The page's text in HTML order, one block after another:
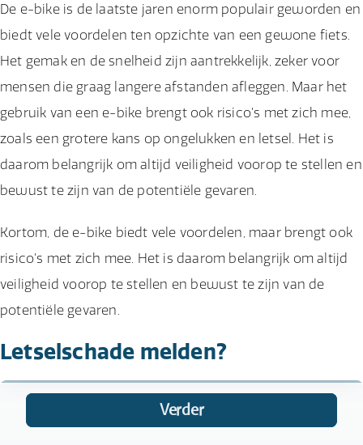
De e-bike is de laatste jaren enorm populair geworden en
biedt vele voordelen ten opzichte van een gewone fiets.
Het gemak en de snelheid zijn aantrekkelijk, zeker voor
mensen die graag langere afstanden afleggen. Maar het
gebruik van een e-bike brengt ook risico's met zich mee,
zoals een grotere kans op ongelukken en letsel. Het is
daarom belangrijk om altijd veiligheid voorop te stellen en
bewust te zijn van de potentiële gevaren.
Kortom, de e-bike biedt vele voordelen, maar brengt ook
risico's met zich mee. Het is daarom belangrijk om altijd
veiligheid voorop te stellen en bewust te zijn van de
potentiële gevaren.
Letselschade melden?